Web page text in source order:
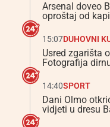
Arsenal doveo
oproštaj od
15:07DUHOVNI
Usred zgarišta
Fotografija
14:40SPORT
Dani Olmo
vidjeti u dresu